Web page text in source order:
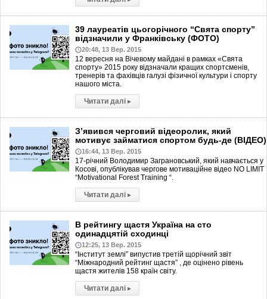
39 лауреатів цьогорічного “Свята спорту”
відзначили у Франківську (ФОТО)
20:48, 13 Вер. 2015
12 вересня на Вічевому майдані в рамках «Свята
спорту» 2015 року відзначали кращих спортсменів,
тренерів та фахівців галузі фізичної культури і спорту
нашого міста.
Читати далі ▸
З’явився черговий відеоролик, який
мотивує займатися спортом будь-де (ВІДЕО)
16:44, 13 Вер. 2015
17-річний Володимир Заграновський, який навчається у
Косові, опублікував чергове мотиваційне відео NO LIMIT
“Motivational Forest Training “.
Читати далі ▸
В рейтингу щастя Україна на сто
одинадцятій сходинці
12:25, 13 Вер. 2015
“Інститут землі” випустив третій щорічний звіт
“Міжнародний рейтинг щастя” , де оцінено рівень
щастя жителів 158 країн світу.
Читати далі ▸